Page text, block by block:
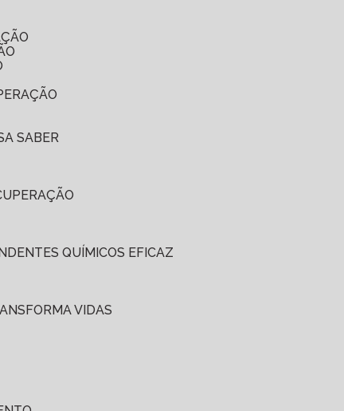
SABER
QUÍMICOS EFICAZ
VIDAS